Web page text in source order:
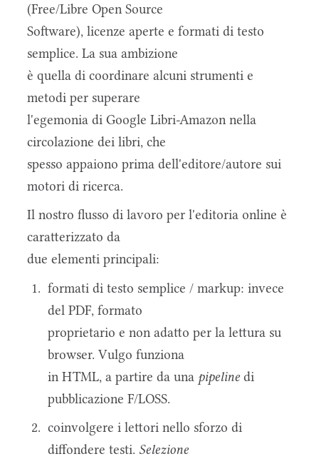
(Free/Libre Open Source
Software), licenze aperte e formati di testo
semplice. La sua ambizione
è quella di coordinare alcuni strumenti e
metodi per superare
l'egemonia di Google Libri-Amazon nella
circolazione dei libri, che
spesso appaiono prima dell'editore/autore sui
motori di ricerca.
Il nostro flusso di lavoro per l'editoria online è
caratterizzato da
due elementi principali:
formati di testo semplice / markup: invece
del PDF, formato
proprietario e non adatto per la lettura su
browser. Vulgo funziona
in HTML, a partire da una pipeline di
pubblicazione F/LOSS.
coinvolgere i lettori nello sforzo di
diffondere testi. Selezione